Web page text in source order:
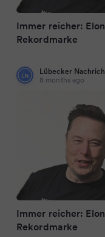
Immer reicher:
Rekordmarke
Lübecker
8 months ago
Immer reicher:
Rekordmarke